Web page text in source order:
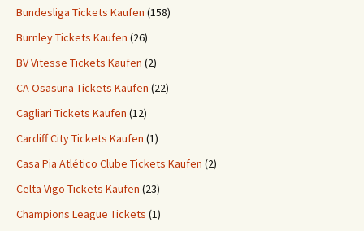
Bundesliga Tickets Kaufen (158)
Burnley Tickets Kaufen (26)
BV Vitesse Tickets Kaufen (2)
CA Osasuna Tickets Kaufen (22)
Cagliari Tickets Kaufen (12)
Cardiff City Tickets Kaufen (1)
Casa Pia Atlético Clube Tickets Kaufen (2)
Celta Vigo Tickets Kaufen (23)
Champions League Tickets (1)